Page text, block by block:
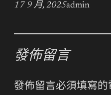
17 9 月, 2025admin
發佈留言
發佈留言必須填寫